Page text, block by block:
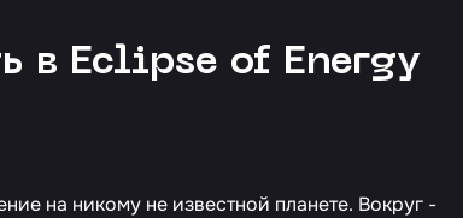
в Eclipse of Energy
на никому не известной планете. Вокруг -